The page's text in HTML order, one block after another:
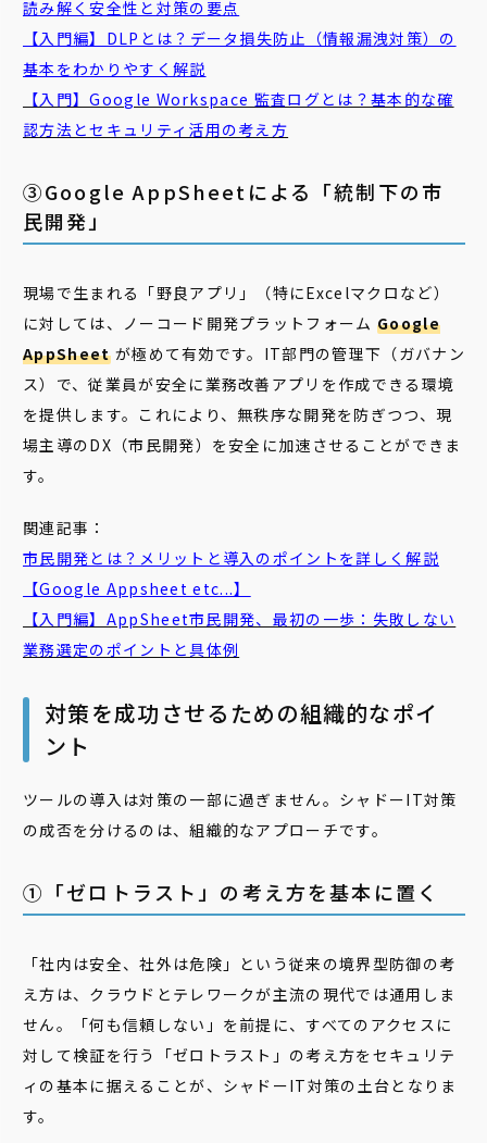
読み解く安全性と対策の要点
【入門編】DLPとは？データ損失防止（情報漏洩対策）の
基本をわかりやすく解説
【入門】Google Workspace 監査ログとは？基本的な確
認方法とセキュリティ活用の考え方
③Google AppSheetによる「統制下の市
民開発」
現場で生まれる「野良アプリ」（特にExcelマクロなど）
に対しては、ノーコード開発プラットフォームGoogle
AppSheetが極めて有効です。IT部門の管理下（ガバナン
ス）で、従業員が安全に業務改善アプリを作成できる環境
を提供します。これにより、無秩序な開発を防ぎつつ、現
場主導のDX（市民開発）を安全に加速させることができま
す。
関連記事：
市民開発とは？メリットと導入のポイントを詳しく解説
【Google Appsheet etc...】
【入門編】AppSheet市民開発、最初の一歩：失敗しない
業務選定のポイントと具体例
対策を成功させるための組織的なポイ
ント
ツールの導入は対策の一部に過ぎません。シャドーIT対策
の成否を分けるのは、組織的なアプローチです。
①「ゼロトラスト」の考え方を基本に置く
「社内は安全、社外は危険」という従来の境界型防御の考
え方は、クラウドとテレワークが主流の現代では通用しま
せん。「何も信頼しない」を前提に、すべてのアクセスに
対して検証を行う「ゼロトラスト」の考え方をセキュリテ
ィの基本に据えることが、シャドーIT対策の土台となりま
す。